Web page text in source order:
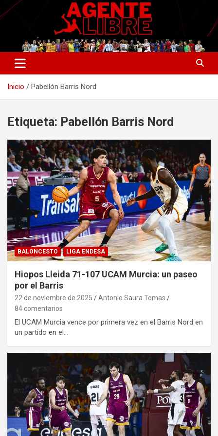
Saltar
al
Agente Libre Digital
La nueva generación del periodismo deportivo.
Inicio Pabellón Barris Nord
Etiqueta: Pabellón Barris Nord
BALONCESTO LIGA ENDESA
Hiopos Lleida 71-107 UCAM Murcia: un paseo
por el Barris
22 de noviembre de 2025
Antonio Saura Tomas
84 comentarios
El UCAM Murcia vence por primera vez en el Barris Nord en
un partido en el…